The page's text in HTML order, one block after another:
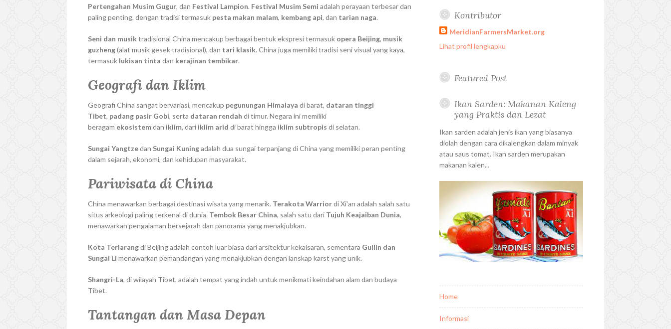
Pertengahan Musim Gugur, dan Festival Lampion. Festival Musim Semi adalah perayaan terbesar dan
paling penting, dengan tradisi termasuk pesta makan malam, kembang api, dan tarian naga.
Seni dan musiktradisional China mencakup berbagai bentuk ekspresi termasuk opera Beijing, musik
guzheng(alat musik gesek tradisional), dan tari klasik. China juga memiliki tradisi seni visual yang kaya,
termasuk lukisan tinta dan kerajinan tembikar.
Geografi dan Iklim
Geografi China sangat bervariasi, mencakup pegunungan Himalaya di barat, dataran tinggi
Tibet, padang pasir Gobi, serta dataran rendah di timur. Negara ini memiliki
beragam ekosistemdan iklim, dari iklim arid di barat hingga iklim subtropis di selatan.
Sungai Yangtzedan Sungai Kuningadalah dua sungai terpanjang di China yang memiliki peran penting
dalam sejarah, ekonomi, dan kehidupan masyarakat.
Pariwisata di China
China menawarkan berbagai destinasi wisata yang menarik. Terakota Warriordi Xi'an adalah salah satu
situs arkeologi paling terkenal di dunia. Tembok Besar China, salah satu dari Tujuh Keajaiban Dunia,
menawarkan pengalaman bersejarah dan panorama yang menakjubkan.
Kota Terlarangdi Beijing adalah contoh luar biasa dari arsitektur kekaisaran, sementara Guilin dan
Sungai Li menawarkan pemandangan yang menakjubkan dengan lanskap karst yang unik.
Shangri-La, di wilayah Tibet, adalah tempat yang indah untuk menikmati keindahan alam dan budaya
Tibet.
Tantangan dan Masa Depan
Kontributor
MeridianFarmersMarket.org
Lihat profil lengkapku
Featured Post
Ikan Sarden: Makanan Kaleng
yang Praktis dan Lezat
Ikan sarden adalah jenis ikan yang biasanya
diolah dengan cara dikalengkan dalam minyak
atau saus tomat. Ikan sarden merupakan
makanan kalen...
Home
Informasi